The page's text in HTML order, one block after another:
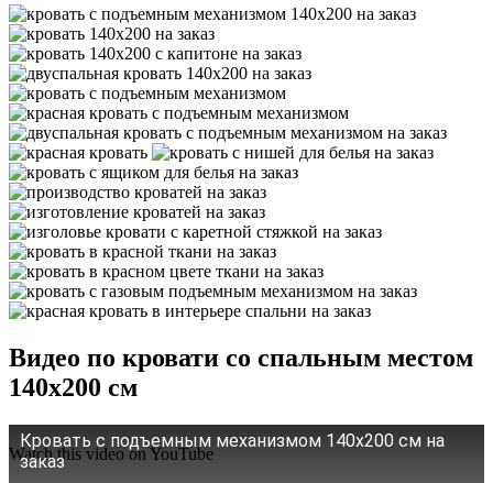
Видео по кровати со спальным местом
140х200 см
Кровать с подъемным механизмом 140х200 см на
заказ
Watch this video on YouTube